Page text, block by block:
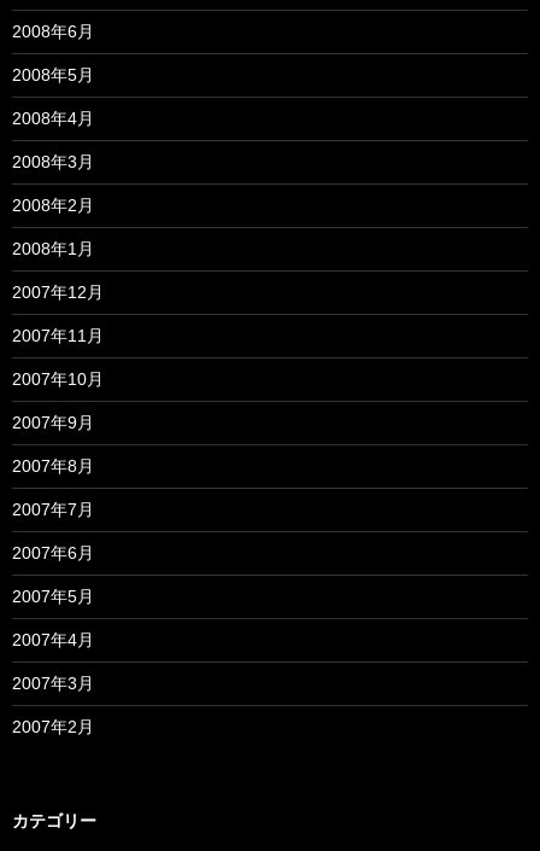
2008年6月
2008年5月
2008年4月
2008年3月
2008年2月
2008年1月
2007年12月
2007年11月
2007年10月
2007年9月
2007年8月
2007年7月
2007年6月
2007年5月
2007年4月
2007年3月
2007年2月
カテゴリー